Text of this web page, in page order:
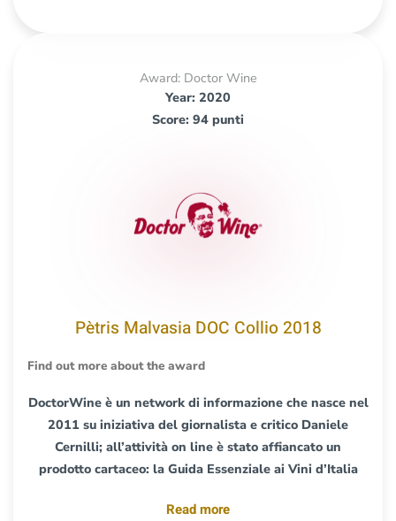
Award: Doctor Wine
Year: 2020
Score: 94 punti
Pètris Malvasia DOC Collio 2018
Find out more about the award
DoctorWine è un network di informazione che nasce nel
2011 su iniziativa del giornalista e critico Daniele
Cernilli; all’attività on line è stato affiancato un
prodotto cartaceo: la Guida Essenziale ai Vini d’Italia
Read more